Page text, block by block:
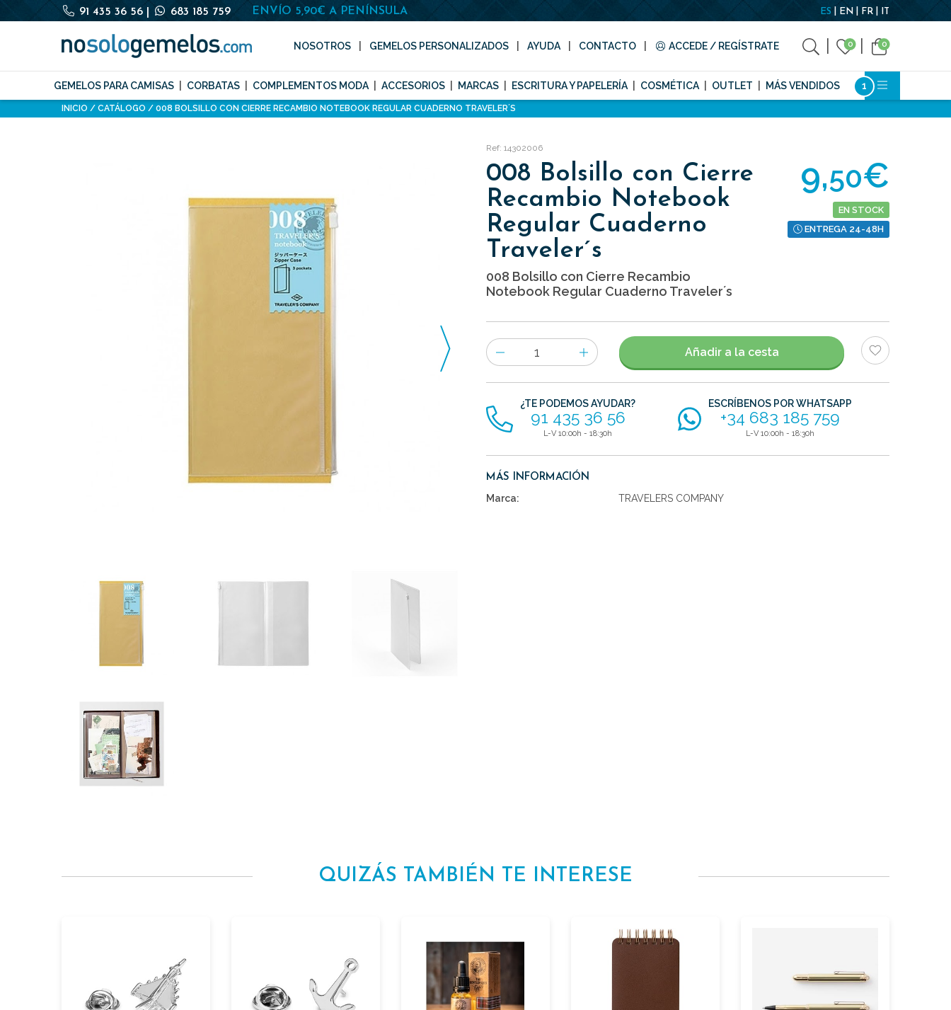
91 435 36 56 683 185 759 ENVÍO 5,90€ A PENÍNSULA ES EN FR IT
NOSOTROS GEMELOS PERSONALIZADOS AYUDA CONTACTO ACCEDE / REGÍSTRATE 0 0
GEMELOS PARA CAMISAS CORBATAS COMPLEMENTOS MODA ACCESORIOS MARCAS ESCRITURA Y PAPELERÍA COSMÉTICA OUTLET MÁS VENDIDOS
INICIO CATÁLOGO 008 BOLSILLO CON CIERRE RECAMBIO NOTEBOOK REGULAR CUADERNO TRAVELER´S
Ref: 14302006
008 Bolsillo con Cierre
Recambio Notebook
Regular Cuaderno
Traveler´s
008 Bolsillo con Cierre Recambio
Notebook Regular Cuaderno Traveler´s
9,50€
EN STOCK
ENTREGA 24-48H
Número
de
artículos
Añadir a la cesta
¿TE PODEMOS AYUDAR?
91 435 36 56
L-V 10:00h - 18:30h
ESCRÍBENOS POR WHATSAPP
+34 683 185 759
L-V 10:00h - 18:30h
MÁS INFORMACIÓN
Marca: TRAVELERS COMPANY
QUIZÁS TAMBIÉN TE INTERESE